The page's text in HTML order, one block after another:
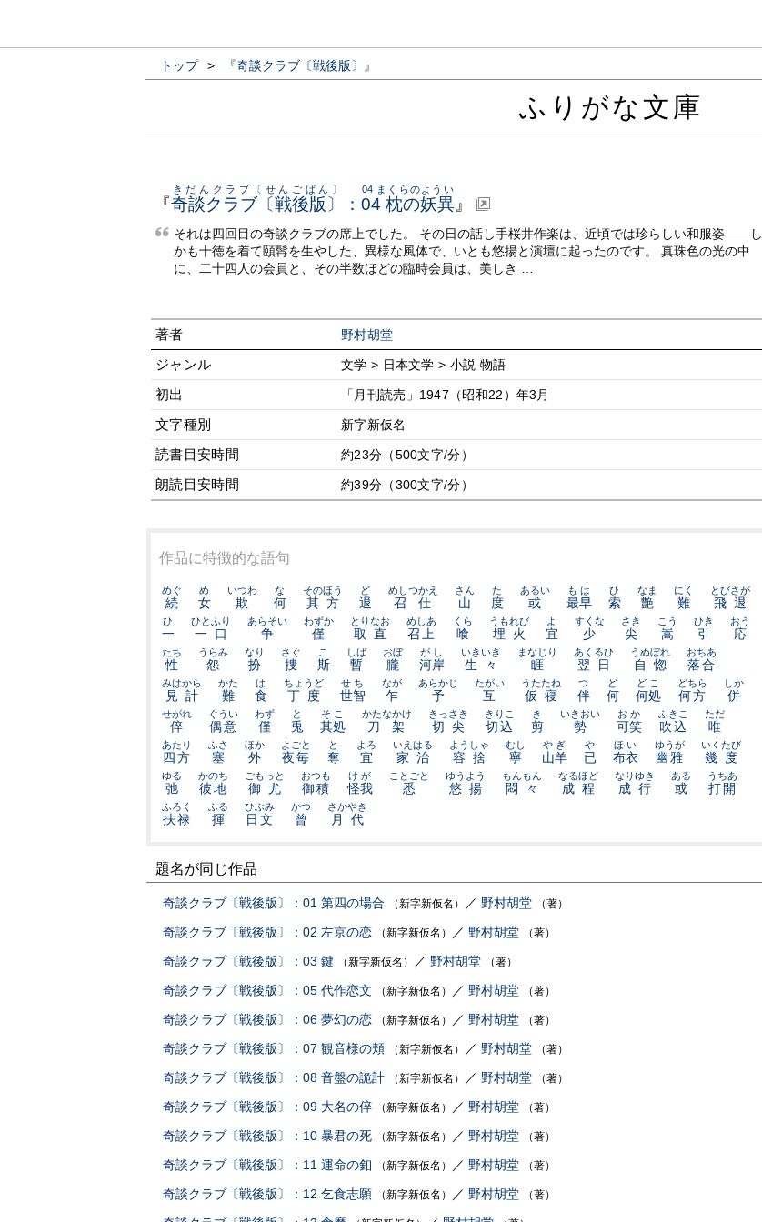
トップ > 『奇談クラブ〔戦後版〕』
ふりがな文庫
『奇談クラブ〔戦後版〕
きだんクラブ〔せんごばん〕
： 04 枕の妖異
04 まくらのようい
』
それは四回目の奇談クラブの席上でした。 その日の話し手桜井作楽は、近頃では珍らしい和服姿——し
かも十徳を着て頤髥を生やした、異様な風体で、いとも悠揚と演壇に起ったのです。 真珠色の光の中
に、二十四人の会員と、その半数ほどの臨時会員は、美しき …
著者 野村胡堂
ジャンル 文学 > 日本文学 > 小説 物語
初出 「月刊読売」1947（昭和22）年3月
文字種別 新字新仮名
読書目安時間 約23分（500文字/分）
朗読目安時間 約39分（300文字/分）
作品に特徴的な語句
続
めぐ
女
め
欺
いつわ
何
な
其方
そのほう
退
ど
召仕
めしつかえ
山
さん
度
た
或
あるい
最早
もは
索
ひ
艶
なま
難
にく
飛退
とびさが
一
ひ
一口
ひとふり
争
あらそい
僅
わずか
取直
とりなお
召上
めしあ
喰
くら
埋火
うもれび
宜
よ
少
すくな
尖
さき
嵩
こう
引
ひき
応
おう
性
たち
怨
うらみ
扮
なり
捜
さぐ
斯
こ
暫
しば
朧
おぼ
河岸
がし
生々
いきいき
睚
まなじり
翌日
あくるひ
自惚
うぬぼれ
落合
おちあ
見計
みはから
難
かた
食
は
丁度
ちょうど
世智
せち
乍
なが
予
あらかじ
互
たがい
仮寝
うたたね
伴
つ
何
ど
何処
どこ
何方
どちら
併
しか
倅
せがれ
偶意
ぐうい
僅
わず
兎
と
其処
そこ
刀架
かたなかけ
切尖
きっさき
切込
きりこ
剪
き
勢
いきおい
可笑
おか
吹込
ふきこ
唯
ただ
四方
あたり
塞
ふさ
外
ほか
夜毎
よごと
奪
と
宜
よろ
家治
いえはる
容捨
ようしゃ
寧
むし
山羊
やぎ
已
や
布衣
ほい
幽雅
ゆうが
幾度
いくたび
弛
ゆる
彼地
かのち
御尤
ごもっと
御積
おつも
怪我
けが
悉
ことごと
悠揚
ゆうよう
悶々
もんもん
成程
なるほど
成行
なりゆき
或
ある
打開
うちあ
扶禄
ふろく
揮
ふる
日文
ひぶみ
曾
かつ
月代
さかやき
題名が同じ作品
奇談クラブ〔戦後版〕：01 第四の場合 （新字新仮名） ／ 野村胡堂 （著）
奇談クラブ〔戦後版〕：02 左京の恋 （新字新仮名） ／ 野村胡堂 （著）
奇談クラブ〔戦後版〕：03 鍵 （新字新仮名） ／ 野村胡堂 （著）
奇談クラブ〔戦後版〕：05 代作恋文 （新字新仮名） ／ 野村胡堂 （著）
奇談クラブ〔戦後版〕：06 夢幻の恋 （新字新仮名） ／ 野村胡堂 （著）
奇談クラブ〔戦後版〕：07 観音様の頬 （新字新仮名） ／ 野村胡堂 （著）
奇談クラブ〔戦後版〕：08 音盤の詭計 （新字新仮名） ／ 野村胡堂 （著）
奇談クラブ〔戦後版〕：09 大名の倅 （新字新仮名） ／ 野村胡堂 （著）
奇談クラブ〔戦後版〕：10 暴君の死 （新字新仮名） ／ 野村胡堂 （著）
奇談クラブ〔戦後版〕：11 運命の釦 （新字新仮名） ／ 野村胡堂 （著）
奇談クラブ〔戦後版〕：12 乞食志願 （新字新仮名） ／ 野村胡堂 （著）